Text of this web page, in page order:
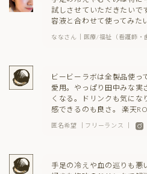
試しさせていただきたいで
容液と合わせて使ってみた
ななさん｜医療/福祉（看護師・
ビービーラボは全製品使っ
愛用。やっぱり田中みな実
くなる。ドリンクも気に
感できるのも良さ。 楽天
匿名希望 ｜フリーランス ｜
手足の冷えや血の巡りも悪